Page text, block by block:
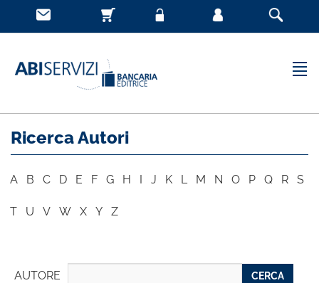
Ricerca Autori
A B C D E F G H I J K L M N O P Q R S
T U V W X Y Z
AUTORE CERCA